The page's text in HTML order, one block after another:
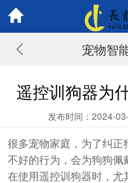
宠物智
遥控训狗器为
发布时间：2024-
很多宠物家庭，为了纠
不好的行为，会为狗狗佩
在使用遥控训狗器时， 尤